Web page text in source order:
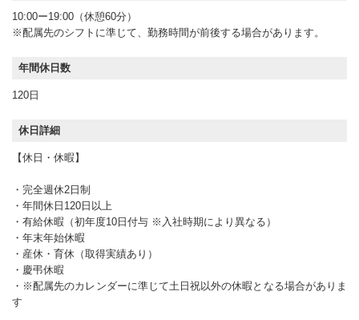
10:00ー19:00（休憩60分）
※配属先のシフトに準じて、勤務時間が前後する場合があります。
年間休日数
120日
休日詳細
【休日・休暇】
・完全週休2日制
・年間休日120日以上
・有給休暇（初年度10日付与 ※入社時期により異なる）
・年末年始休暇
・産休・育休（取得実績あり）
・慶弔休暇
・※配属先のカレンダーに準じて土日祝以外の休暇となる場合がありま
す